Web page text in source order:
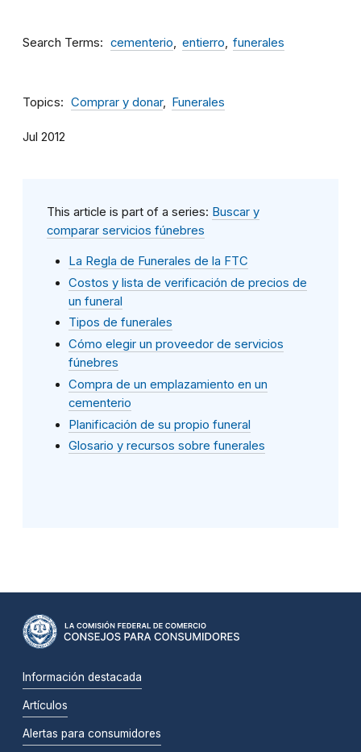
Search Terms cementerio entierro funerales
Topics Comprar y donar Funerales
Jul 2012
This article is part of a series: Buscar y
comparar servicios fúnebres
La Regla de Funerales de la FTC
Costos y lista de verificación de precios de
un funeral
Tipos de funerales
Cómo elegir un proveedor de servicios
fúnebres
Compra de un emplazamiento en un
cementerio
Planificación de su propio funeral
Glosario y recursos sobre funerales
Información destacada
Artículos
Alertas para consumidores